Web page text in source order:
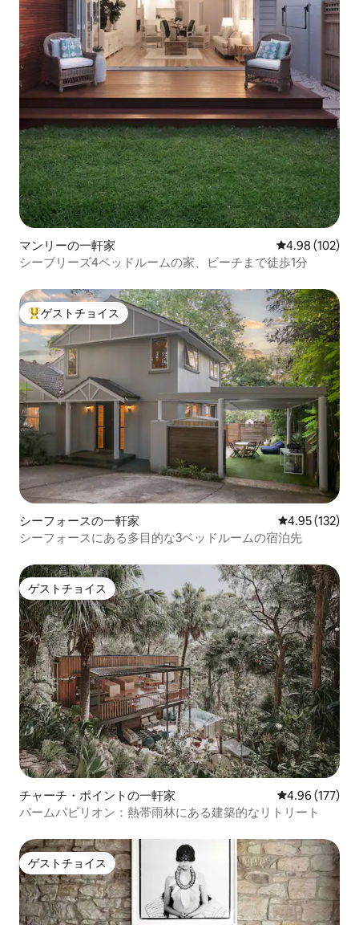
マンリーの一軒家 レビュー102
4.98 (102)
シーブリーズ4ベッドルームの家、ビーチまで徒歩1分
大好評のゲストチョイスです。
ゲストチョイス
シーフォースの一軒家 レビュー132
4.95 (132)
シーフォースにある多目的な3ベッドルームの宿泊先
ゲストチョイス
ゲストチョイス
チャーチ・ポイントの一軒家 レビュー177
4.96 (177)
パームパビリオン：熱帯雨林にある建築的なリトリート
ゲストチョイス
ゲストチョイス